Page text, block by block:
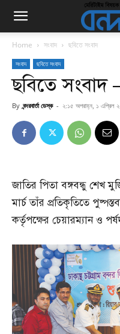
Home সংবাদ ছবিতে সংবাদ
সংবাদ ছবিতে সংবাদ
ছবিতে সংবাদ
By বন্দরবার্তা ডেস্ক - ২:১৫ অপরাহ্ন, ১ এপ্রিল
জাতির পিতা বঙ্গবন্ধু শেখ
মার্চ তাঁর প্রতিকৃতিতে
কর্তৃপক্ষের চেয়ারম্যান ও